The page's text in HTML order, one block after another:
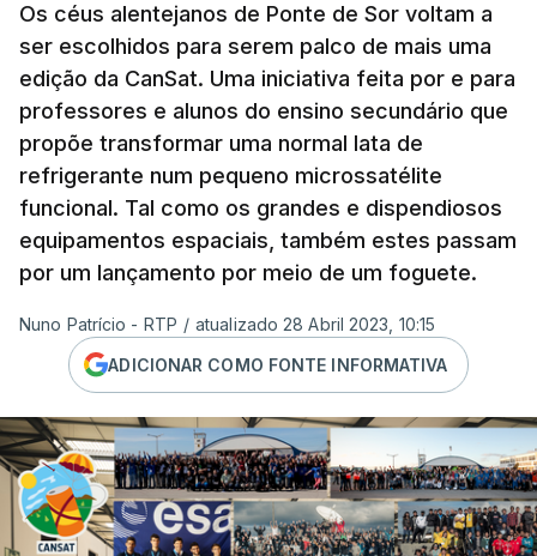
Os céus alentejanos de Ponte de Sor voltam a
ser escolhidos para serem palco de mais uma
edição da CanSat. Uma iniciativa feita por e para
professores e alunos do ensino secundário que
propõe transformar uma normal lata de
refrigerante num pequeno microssatélite
funcional. Tal como os grandes e dispendiosos
equipamentos espaciais, também estes passam
por um lançamento por meio de um foguete.
Nuno Patrício - RTP / atualizado 28 Abril 2023, 10:15
ADICIONAR COMO FONTE INFORMATIVA